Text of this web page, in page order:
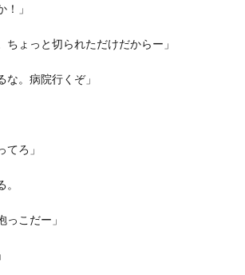
」
ょっと切られただけだからー」
。病院行くぞ」
ろ」
こだー」